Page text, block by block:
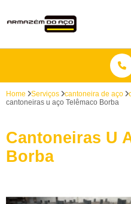
Home Serviços cantoneira de aço
cantoneiras u aço Telêmaco Borba
Cantoneiras U
Borba